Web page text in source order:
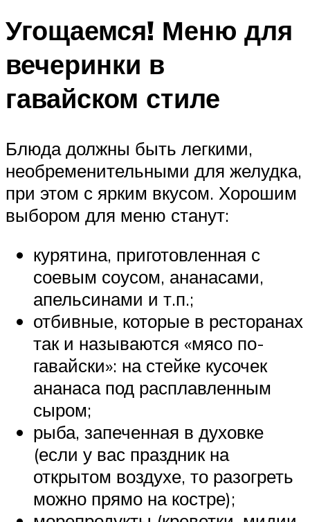
Угощаемся! Меню для
вечеринки в
гавайском стиле
Блюда должны быть легкими,
необременительными для желудка,
при этом с ярким вкусом. Хорошим
выбором для меню станут:
курятина, приготовленная с
соевым соусом, ананасами,
апельсинами и т.п.;
отбивные, которые в ресторанах
так и называются «мясо по-
гавайски»: на стейке кусочек
ананаса под расплавленным
сыром;
рыба, запеченная в духовке
(если у вас праздник на
открытом воздухе, то разогреть
можно прямо на костре);